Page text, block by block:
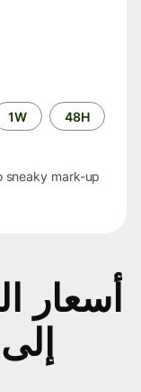
الفترة
الزمنية
48H
1W
sneaky mark-up
إلى BTN اليوم